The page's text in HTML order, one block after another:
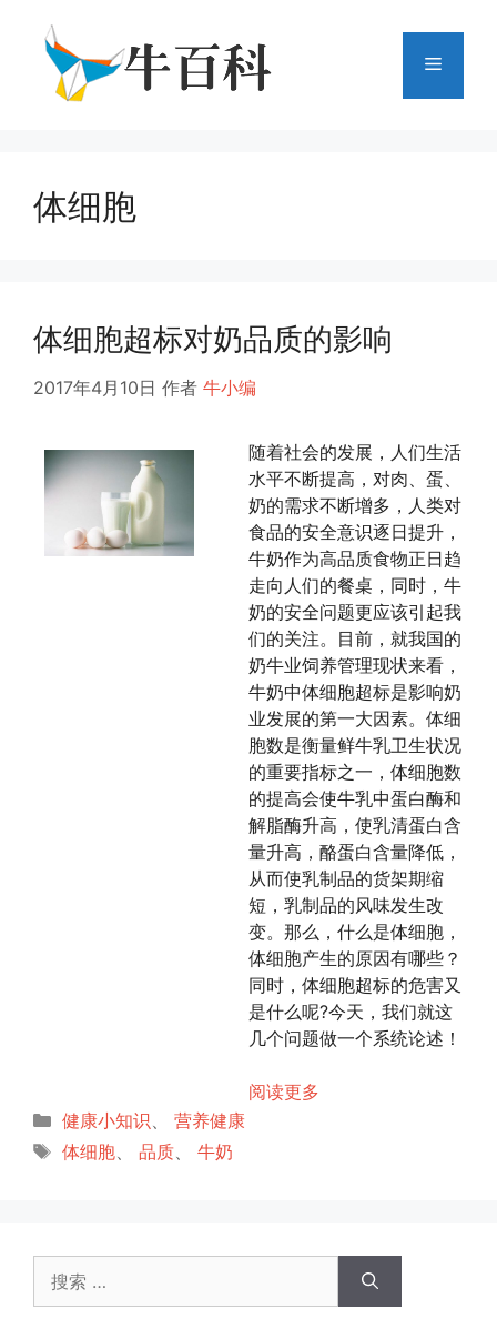
菜
体细胞
体细胞超标对奶品质的影响
2017年4月10日 作者 牛小编
随着社会的发展，人们生活
水平不断提高，对肉、蛋、
奶的需求不断增多，人类对
食品的安全意识逐日提升，
牛奶作为高品质食物正日趋
走向人们的餐桌，同时，牛
奶的安全问题更应该引起我
们的关注。目前，就我国的
奶牛业饲养管理现状来看，
牛奶中体细胞超标是影响奶
业发展的第一大因素。体细
胞数是衡量鲜牛乳卫生状况
的重要指标之一，体细胞数
的提高会使牛乳中蛋白酶和
解脂酶升高，使乳清蛋白含
量升高，酪蛋白含量降低，
从而使乳制品的货架期缩
短，乳制品的风味发生改
变。那么，什么是体细胞，
体细胞产生的原因有哪些？
同时，体细胞超标的危害又
是什么呢?今天，我们就这
几个问题做一个系统论述！
阅读更多
分
类
健康小知识、 营养健康
标
体细胞、 品质、 牛奶
索：